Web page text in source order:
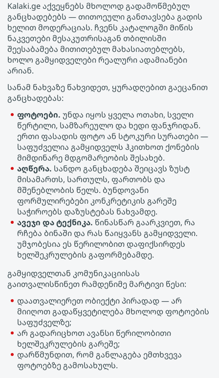
Kalaki.ge აქვეყნებს მხოლოდ გადამოწმებულ
განცხადებებს — თითოეული განთავსება გადის
ხელით მოდერაციას. ჩვენს კატალოგში Მიწის
ნაკვეთები მესაკუთრისაგან თბილისში
შეესაბამება მითითებულ მახასიათებლებს,
ხოლო გამყიდველები რეალური ადამიანები
არიან.
სანამ ნახვაზე წახვიდეთ, ყურადღებით გაეცანით
განცხადებას:
ფოტოები. უნდა იყოს ყველა ოთახი, სველი
წერტილი, სამზარეულო და ხედი ფანჯრიდან.
ერთი ფასადის ფოტო ან სტოკური სურათები —
საფუძველია გამყიდველს ჰკითხოთ ქონების
მიმდინარე მდგომარეობის შესახებ.
აღწერა. სანდო განცხადება შეიცავს ზუსტ
მისამართს, სართულს, ფართობს და
მშენებლობის წელს. ბუნდოვანი
ფორმულირებები კონკრეტიკის გარეშე
საჭიროებს დაზუსტებას ნახვამდე.
ავეჯი და ტექნიკა. წინასწარ გაარკვიეთ, რა
რჩება ბინაში და რას წაიყვანს გამყიდველი.
უმჯობესია ეს წერილობით დაფიქსირდეს
ხელშეკრულების გაფორმებამდე.
გამყიდველთან კომუნიკაციისას
გაითვალისწინეთ რამდენიმე მარტივი წესი:
დაათვალიერეთ ობიექტი პირადად — არ
მიიღოთ გადაწყვეტილება მხოლოდ ფოტოების
საფუძველზე;
არ გადარიცხოთ ავანსი წერილობითი
ხელშეკრულების გარეშე;
დარწმუნდით, რომ განლაგება ემთხვევა
ფოტოებზე გამოსახულს.